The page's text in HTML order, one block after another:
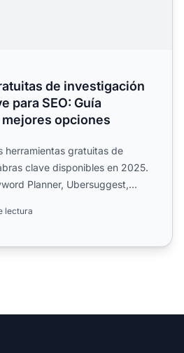
de investigación
para SEO: Guía
opciones
herramientas gratuitas de
clave disponibles en 2025.
Planner, Ubersuggest,
lectura